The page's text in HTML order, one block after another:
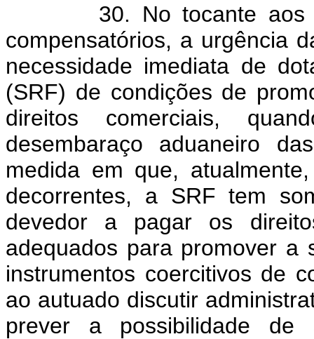
30. No tocante aos
compensatórios, a urgência
necessidade imediata de
(SRF) de condições de
direitos comerciais,
desembaraço aduaneiro
medida em que,
decorrentes, a SRF tem
devedor a pagar os
adequados para promover a
instrumentos coercitivos de
ao autuado discutir
prever a possibilidade de